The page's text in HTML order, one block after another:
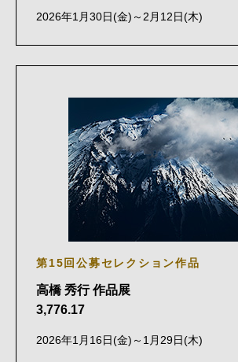
2026年1月30日(金)～2月12日(木)
第15回公募セレクション作品
高橋 秀行 作品展
3,776.17
2026年1月16日(金)～1月29日(木)